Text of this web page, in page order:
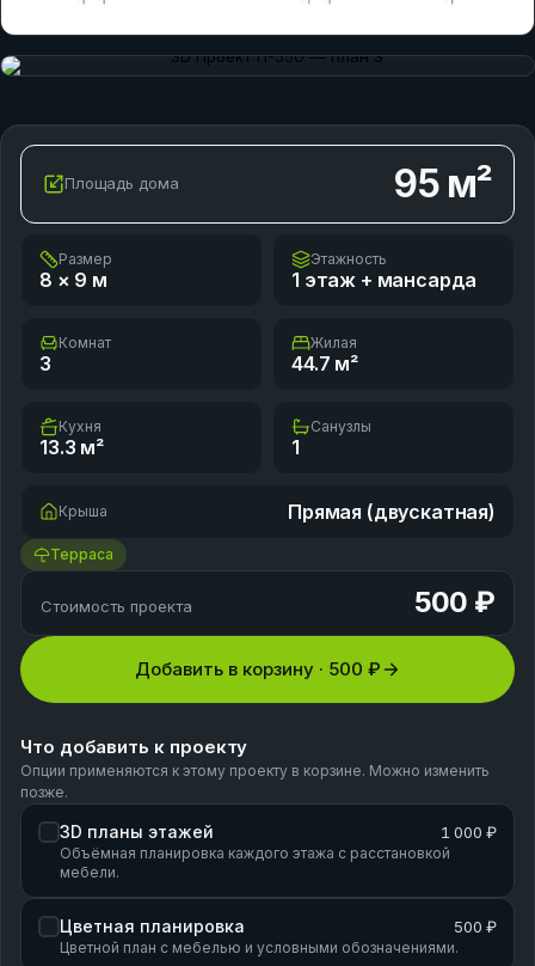
Площадь дома 95м²
Размер
8 × 9 м
Этажность
1 этаж + мансарда
Комнат
3
Жилая
44.7 м²
Кухня
13.3 м²
Санузлы
1
Крыша Прямая (двускатная)
Терраса
Стоимость проекта 500 ₽
Добавить в корзину · 500 ₽
Что добавить к проекту
Опции применяются к этому проекту в корзине. Можно изменить
позже.
3D планы этажей 1 000 ₽
Объёмная планировка каждого этажа с расстановкой
мебели.
Цветная планировка 500 ₽
Цветной план с мебелью и условными обозначениями.